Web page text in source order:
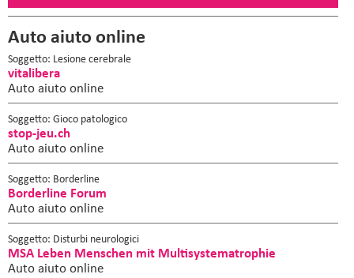
Auto aiuto online
Soggetto: Lesione cerebrale
vitalibera
Auto aiuto online
Soggetto: Gioco patologico
stop-jeu.ch
Auto aiuto online
Soggetto: Borderline
Borderline Forum
Auto aiuto online
Soggetto: Disturbi neurologici
MSA Leben Menschen mit Multisystematrophie
Auto aiuto online